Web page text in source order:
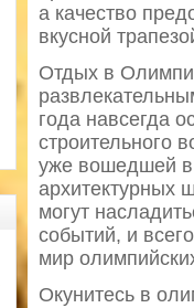
а качество
вкусной
Отдых в
года навсегда
строительного
уже вошедшей в
архитектурных
могут
событий, и
мир
Окунитесь в